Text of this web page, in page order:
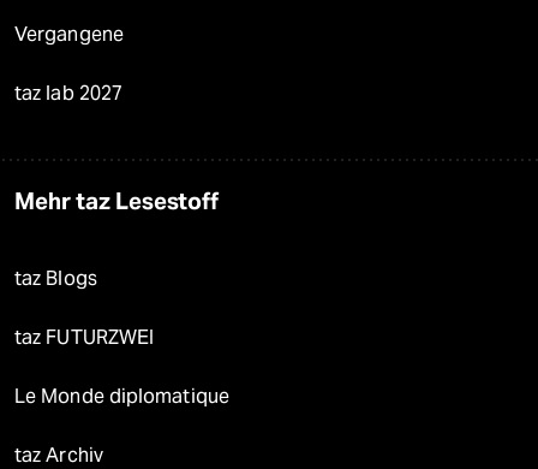
Vergangene
taz lab 2027
Mehr taz Lesestoff
taz Blogs
taz FUTURZWEI
Le Monde diplomatique
taz Archiv